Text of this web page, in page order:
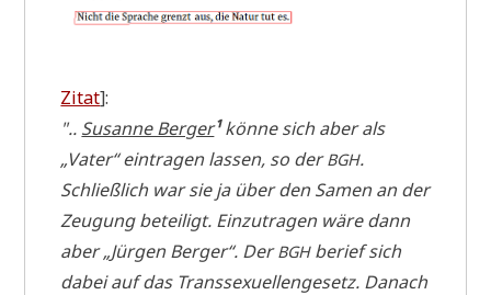
Zitat]:
".. Susan­ne Ber­ger¹kön­ne sich aber als
„Vater“ ein­tra­gen las­sen, so derBGH.
Schließ­lich war sie ja über den Samen an der
Zeu­gung betei­ligt. Ein­zu­tra­gen wäre dann
aber „Jür­gen Ber­ger“. DerBGHberief sich
dabei auf das Trans­se­xu­el­len­ge­setz. Danach